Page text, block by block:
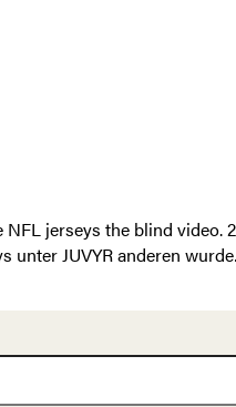
jerseys the blind video.
unter JUVYR anderen